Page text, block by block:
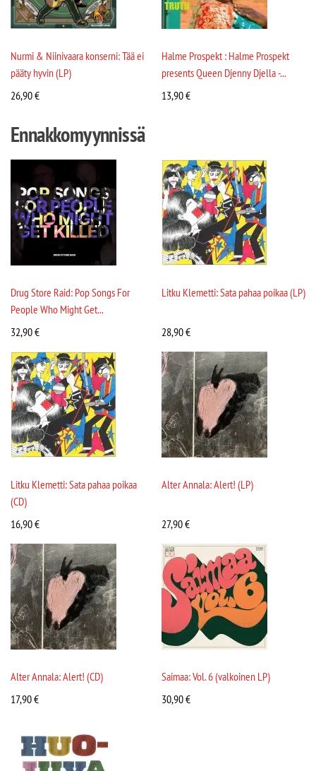
Nurmi & Niinivaara konserni: Tää ei
pääty hyvin (LP)
26,90€
Halme Prospekt : Halme Prospekt
presents Queen Djenny Djella -...
13,90€
Ennakkomyynnissä
Drug Store Raid: Pop Songs For
People Who Might Get...
32,90€
Litku Klemetti: Sata pahaa poikaa (LP)
28,90€
Litku Klemetti: Sata pahaa poikaa
(CD)
16,90€
Alter Annala: Alert! (LP)
27,90€
Alter Annala: Alert! (CD)
17,90€
Saimaa: Vol. 6 (valkoinen LP)
30,90€